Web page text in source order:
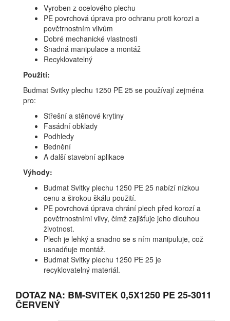
Vyroben z ocelového plechu
PE povrchová úprava pro ochranu proti korozi a
povětrnostním vlivům
Dobré mechanické vlastnosti
Snadná manipulace a montáž
Recyklovatelný
Použití:
Budmat Svitky plechu 1250 PE 25 se používají zejména
pro:
Střešní a stěnové krytiny
Fasádní obklady
Podhledy
Bednění
A další stavební aplikace
Výhody:
Budmat Svitky plechu 1250 PE 25 nabízí nízkou
cenu a širokou škálu použití.
PE povrchová úprava chrání plech před korozí a
povětrnostními vlivy, čímž zajišťuje jeho dlouhou
životnost.
Plech je lehký a snadno se s ním manipuluje, což
usnadňuje montáž.
Budmat Svitky plechu 1250 PE 25 je
recyklovatelný materiál.
DOTAZ NA: BM-SVITEK 0,5X1250 PE 25-3011
ČERVENÝ